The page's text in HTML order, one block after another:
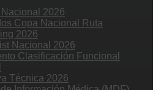
2026
Copa Nacional Ruta
2026
Nacional 2026
Clasificación Funcional
Técnica 2026